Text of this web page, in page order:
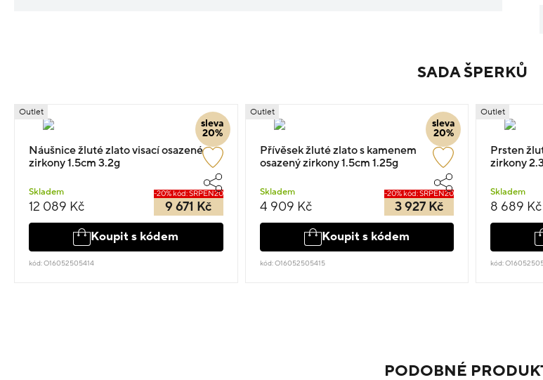
SADA ŠPERKŮ
sleva
20%
Outlet
Náušnice žluté zlato visací osazené
zirkony 1.5cm 3.2g
Skladem
12 089 Kč
-20% kód: SRPEN20
9 671 Kč
Koupit s kódem
kód: O16052505414
sleva
20%
Outlet
Přívěsek žluté zlato s kamenem
osazený zirkony 1.5cm 1.25g
Skladem
4 909 Kč
-20% kód: SRPEN20
3 927 Kč
Koupit s kódem
kód: O16052505415
Outlet
Prsten
zirkony
Skladem
8 689 Kč
kód:
PODOBNÉ